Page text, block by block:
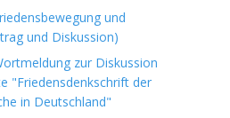
und
und Diskussion)
zur Diskussion
"Friedensdenkschrift der
in Deutschland"